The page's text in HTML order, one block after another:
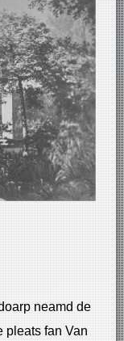
neamd de
pleats fan Van